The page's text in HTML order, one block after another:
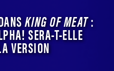
KING OF MEAT:
SERA-T-ELLE
VERSION